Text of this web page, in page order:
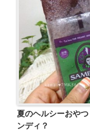
夏のヘルシーおや
ンディ？